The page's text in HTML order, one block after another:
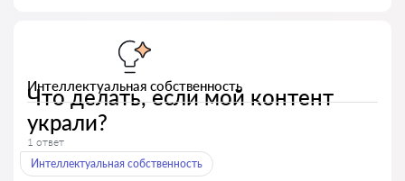
Интеллектуальная собственность
Что делать, если мой контент
украли?
1 ответ
Интеллектуальная собственность